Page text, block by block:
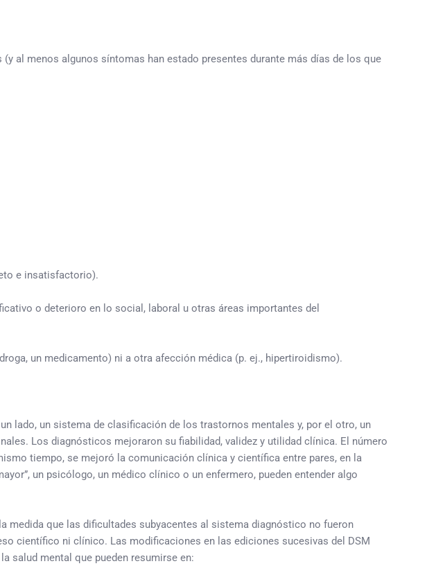
menos algunos síntomas han estado presentes durante más días de los que
e insatisfactorio).
o deterioro en lo social, laboral u otras áreas importantes del
un medicamento) ni a otra afección médica (p. ej., hipertiroidismo).
lado, un sistema de clasificación de los trastornos mentales y, por el otro, un
Los diagnósticos mejoraron su fiabilidad, validez y utilidad clínica. El número
tiempo, se mejoró la comunicación clínica y científica entre pares, en la
un psicólogo, un médico clínico o un enfermero, pueden entender algo
medida que las dificultades subyacentes al sistema diagnóstico no fueron
científico ni clínico. Las modificaciones en las ediciones sucesivas del DSM
salud mental que pueden resumirse en: